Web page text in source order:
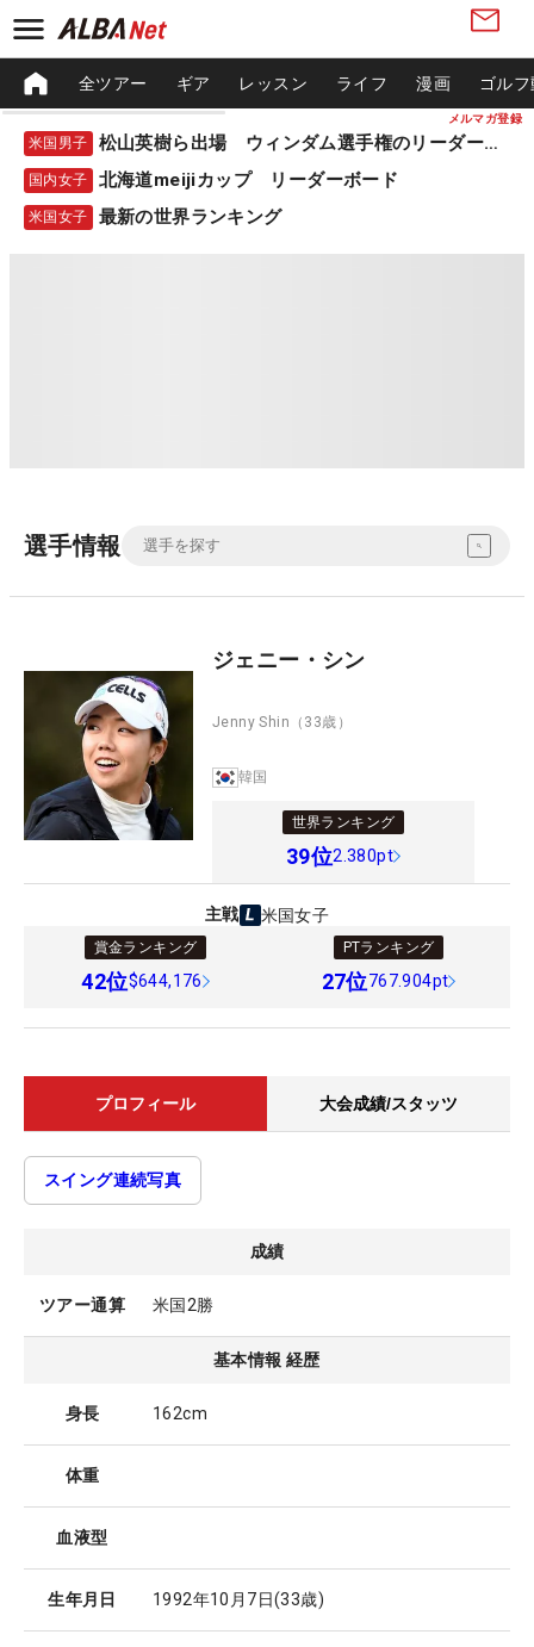
メルマガ登録
全ツアー ギア レッスン ライフ 漫画 ゴル
米国男子 松山英樹ら出場 ウィンダム選手権のリーダーボード
国内女子 北海道meijiカップ リーダーボード
米国女子 最新の世界ランキング
選手情報
ジェニー・シン
Jenny Shin （33歳）
韓国
世界ランキング
39位2.380pt
主戦 米国女子
賞金ランキング
42位$644,176
PTランキング
27位767.904pt
プロフィール 大会成績/スタッツ
スイング連続写真
成績
ツアー通算 米国2勝
基本情報 経歴
身長 162cm
体重
血液型
生年月日 1992年10月7日(33歳)